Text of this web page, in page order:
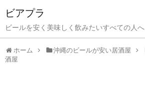
ビアプラ
ビールを安く美味しく飲みたいすべての人へ
ホーム 沖縄のビールが安い居酒屋
酒屋